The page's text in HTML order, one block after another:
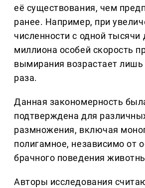
её существования, чем
ранее. Например, при
численности с одной тысячи
миллиона особей скорость
вымирания возрастает
раза.
Данная закономерность
подтверждена для
размножения, включая
полигамное, независимо от
брачного поведения
Авторы исследования